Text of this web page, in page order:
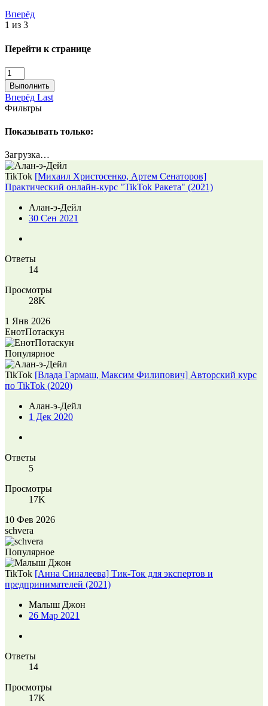
Вперёд
1 из 3
Перейти к странице
Выполнить
Вперёд Last
Фильтры
Показывать только:
Загрузка…
TikTok [Михаил Христосенко, Артем Сенаторов]
Практический онлайн-курс "TikTok Ракета" (2021)
Алан-э-Дейл
30 Сен 2021
Ответы
14
Просмотры
28K
1 Янв 2026
ЕнотПотаскун
Популярное
TikTok [Влада Гармаш, Максим Филипович] Авторский курс
по TikTok (2020)
Алан-э-Дейл
1 Дек 2020
Ответы
5
Просмотры
17K
10 Фев 2026
schvera
Популярное
TikTok [Анна Синалеева] Тик-Ток для экспертов и
предпринимателей (2021)
Малыш Джон
26 Мар 2021
Ответы
14
Просмотры
17K